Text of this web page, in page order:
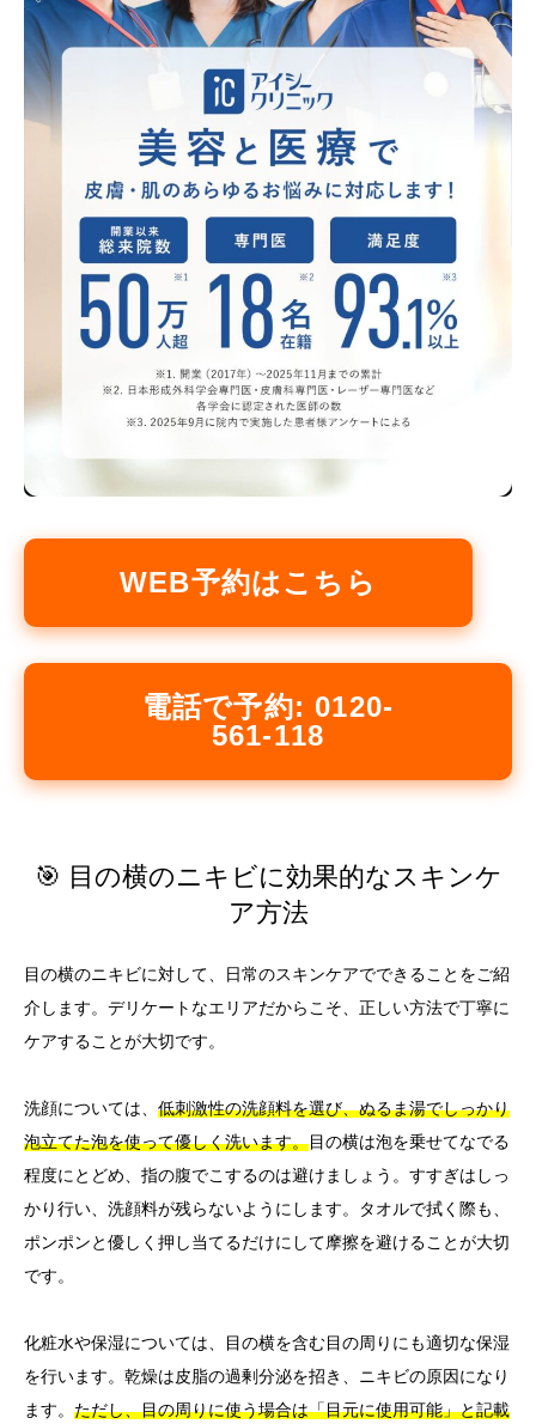
WEB予約はこちら
電話で予約: 0120-
561-118
🎯 目の横のニキビに効果的なスキンケ
ア方法
目の横のニキビに対して、日常のスキンケアでできることをご紹
介します。デリケートなエリアだからこそ、正しい方法で丁寧に
ケアすることが大切です。
洗顔については、 低刺激性の洗顔料を選び、ぬるま湯でしっかり
泡立てた泡を使って優しく洗います。目の横は泡を乗せてなでる
程度にとどめ、指の腹でこするのは避けましょう。すすぎはしっ
かり行い、洗顔料が残らないようにします。タオルで拭く際も、
ポンポンと優しく押し当てるだけにして摩擦を避けることが大切
です。
化粧水や保湿については、目の横を含む目の周りにも適切な保湿
を行います。乾燥は皮脂の過剰分泌を招き、ニキビの原因になり
ます。 ただし、目の周りに使う場合は「目元に使用可能」と記載